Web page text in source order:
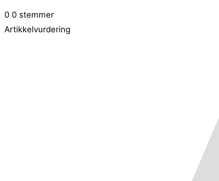
0 0 stemmer
Artikkelvurdering